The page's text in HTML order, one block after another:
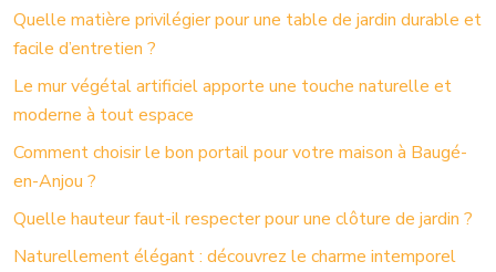
Quelle matière privilégier pour une table de jardin durable et
facile d’entretien ?
Le mur végétal artificiel apporte une touche naturelle et
moderne à tout espace
Comment choisir le bon portail pour votre maison à Baugé-
en-Anjou ?
Quelle hauteur faut-il respecter pour une clôture de jardin ?
Naturellement élégant : découvrez le charme intemporel